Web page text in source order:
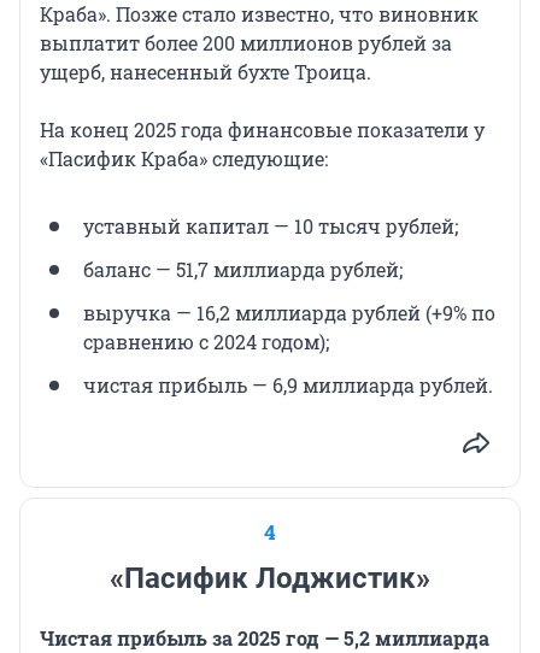
Краба». Позже стало известно, что виновник
выплатит более 200 миллионов рублей за
ущерб, нанесенный бухте Троица.
На конец 2025 года финансовые показатели у
«Пасифик Краба» следующие:
уставный капитал — 10 тысяч рублей;
баланс — 51,7 миллиарда рублей;
выручка — 16,2 миллиарда рублей (+9% по
сравнению с 2024 годом);
чистая прибыль — 6,9 миллиарда рублей.
4
«Пасифик Лоджистик»
Чистая прибыль за 2025 год — 5,2 миллиарда